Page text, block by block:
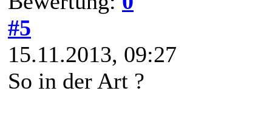
#5
15.11.2013, 09:27
So in der Art ?